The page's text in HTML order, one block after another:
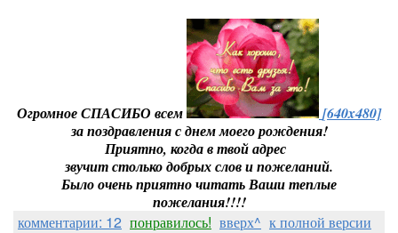
Огромное СПАСИБО всем
[640x480]
за поздравления с днем моего рождения!
Приятно, когда в твой адрес
звучит столько добрых слов и пожеланий.
Было очень приятно читать Ваши теплые
пожелания!!!!
комментарии: 12 понравилось! вверх^ к полной версии